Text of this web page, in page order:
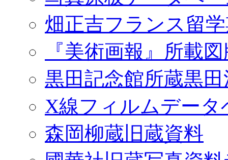
畑正吉フランス留
『美術画報』所載
黒田記念館所蔵黒
X線フィルムデータ
森岡柳蔵旧蔵資料